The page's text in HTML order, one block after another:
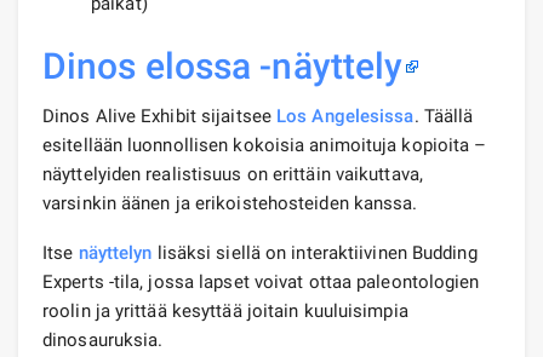
Dinos elossa -näyttely
Dinos Alive Exhibit sijaitsee Los Angelesissa. Täällä
esitellään luonnollisen kokoisia animoituja kopioita –
näyttelyiden realistisuus on erittäin vaikuttava,
varsinkin äänen ja erikoistehosteiden kanssa.
Itse näyttelyn lisäksi siellä on interaktiivinen Budding
Experts -tila, jossa lapset voivat ottaa paleontologien
roolin ja yrittää kesyttää joitain kuuluisimpia
dinosauruksia.